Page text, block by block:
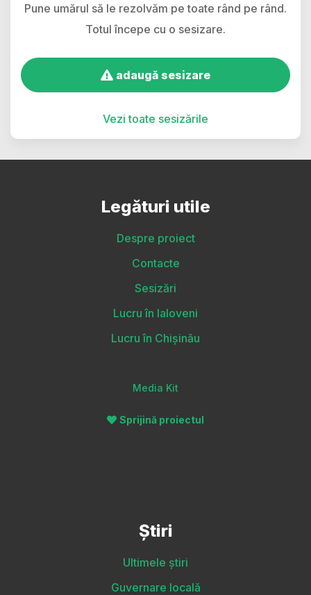
Pune umărul să le rezolvăm pe toate rând pe rând.
Totul începe cu o sesizare.
adaugă sesizare
Vezi toate sesizările
Legături utile
Despre proiect
Contacte
Sesizări
Lucru în Ialoveni
Lucru în Chișinău
Media Kit
Sprijină proiectul
Știri
Ultimele știri
Guvernare locală